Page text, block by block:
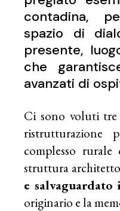
contadina,
spazio di
presente,
che
avanzati di
Ci sono voluti
ristrutturazione
complesso
struttura
e
originario e la